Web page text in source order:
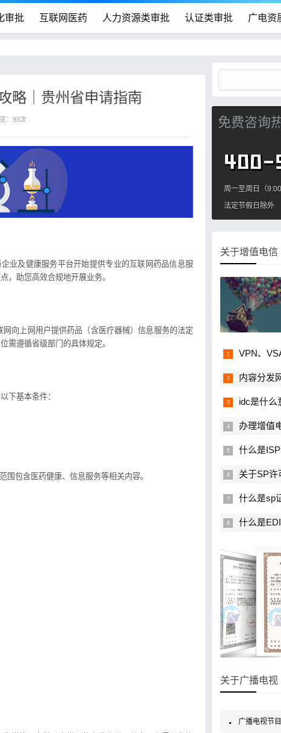
审批 互联网医药 人力资源类审批 认证类审批 广电资
略｜贵州省申请指南
：93次
业及健康服务平台开始提供专业的互联网药品信息服
，助您高效合规地开展业务。
向上网用户提供药品（含医疗器械）信息服务的法定
需遵循省级部门的具体规定。
下基本条件：
包含医药健康、信息服务等相关内容。
免费咨询
周一至周日（
法定节假日除外
关于增值电信
VPN、
内容分发
idc是什么意
办理增值电
什么是
关于SP许
什么是sp
什么是EDI
关于广播电视
广播电视节目